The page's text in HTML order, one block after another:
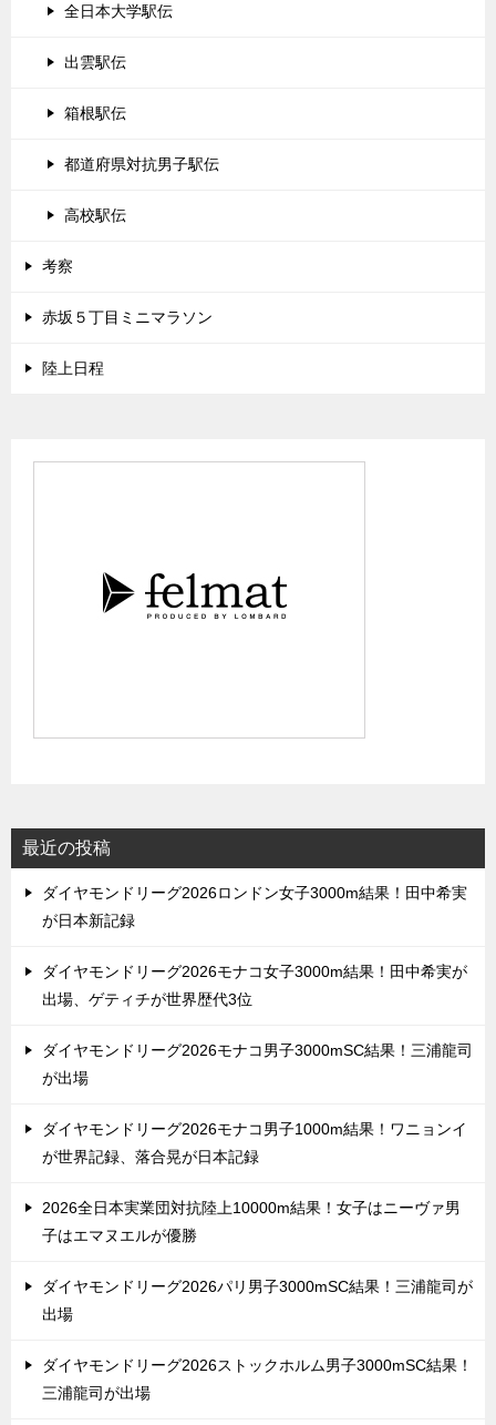
全日本大学駅伝
出雲駅伝
箱根駅伝
都道府県対抗男子駅伝
高校駅伝
考察
赤坂５丁目ミニマラソン
陸上日程
最近の投稿
ダイヤモンドリーグ2026ロンドン女子3000m結果！田中希実
が日本新記録
ダイヤモンドリーグ2026モナコ女子3000m結果！田中希実が
出場、ゲティチが世界歴代3位
ダイヤモンドリーグ2026モナコ男子3000mSC結果！三浦龍司
が出場
ダイヤモンドリーグ2026モナコ男子1000m結果！ワニョンイ
が世界記録、落合晃が日本記録
2026全日本実業団対抗陸上10000m結果！女子はニーヴァ男
子はエマヌエルが優勝
ダイヤモンドリーグ2026パリ男子3000mSC結果！三浦龍司が
出場
ダイヤモンドリーグ2026ストックホルム男子3000mSC結果！
三浦龍司が出場